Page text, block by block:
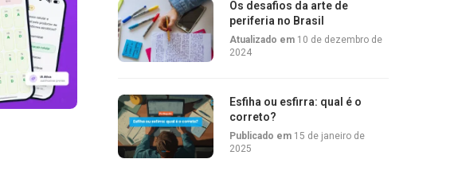
Os desafios da arte de
periferia no Brasil
Atualizado em 10 de dezembro de
2024
Esfiha ou esfirra: qual é o
correto?
Publicado em 15 de janeiro de
2025